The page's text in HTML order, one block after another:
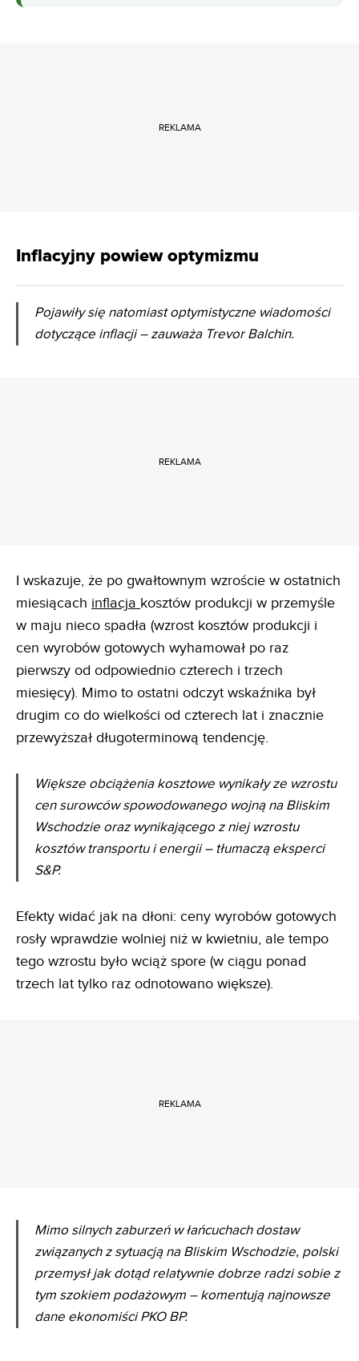
REKLAMA
Inflacyjny powiew optymizmu
Pojawiły się natomiast optymistyczne wiadomości
dotyczące inflacji – zauważa Trevor Balchin.
REKLAMA
I wskazuje, że po gwałtownym wzroście w ostatnich
miesiącach inflacja kosztów produkcji w przemyśle
w maju nieco spadła (wzrost kosztów produkcji i
cen wyrobów gotowych wyhamował po raz
pierwszy od odpowiednio czterech i trzech
miesięcy). Mimo to ostatni odczyt wskaźnika był
drugim co do wielkości od czterech lat i znacznie
przewyższał długoterminową tendencję.
Większe obciążenia kosztowe wynikały ze wzrostu
cen surowców spowodowanego wojną na Bliskim
Wschodzie oraz wynikającego z niej wzrostu
kosztów transportu i energii – tłumaczą eksperci
S&P.
Efekty widać jak na dłoni: ceny wyrobów gotowych
rosły wprawdzie wolniej niż w kwietniu, ale tempo
tego wzrostu było wciąż spore (w ciągu ponad
trzech lat tylko raz odnotowano większe).
REKLAMA
Mimo silnych zaburzeń w łańcuchach dostaw
związanych z sytuacją na Bliskim Wschodzie, polski
przemysł jak dotąd relatywnie dobrze radzi sobie z
tym szokiem podażowym – komentują najnowsze
dane ekonomiści PKO BP.